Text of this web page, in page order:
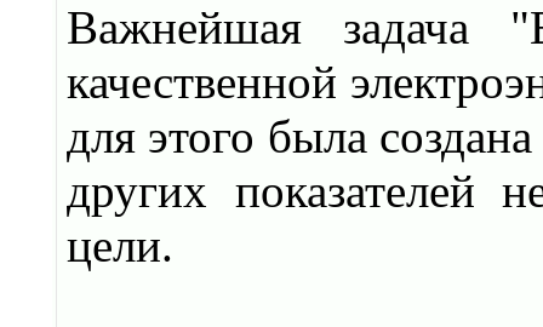
Важнейшая задача
качественной
для этого была
других показателей
цели.